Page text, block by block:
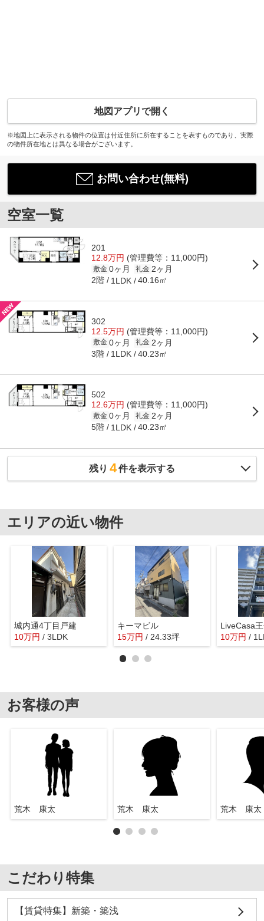
地図アプリで開く
※地図上に表示される物件の位置は付近住所に所在することを表すものであり、実際
の物件所在地とは異なる場合がございます。
お問い合わせ(無料)
空室一覧
201
12.8万円 (管理費等：11,000円)
敷金 0ヶ月 礼金 2ヶ月
2階 1LDK 40.16㎡
302
12.5万円 (管理費等：11,000円)
敷金 0ヶ月 礼金 2ヶ月
3階 1LDK 40.23㎡
502
12.6万円 (管理費等：11,000円)
敷金 0ヶ月 礼金 2ヶ月
5階 1LDK 40.23㎡
残り 4件を表示する
エリアの近い物件
城内通4丁目戸建
10万円 / 3LDK
キーマビル
15万円 / 24.33坪
LiveCasa
10万円 /
お客様の声
荒木 康太 荒木 康太 荒木 康太
こだわり特集
【賃貸特集】新築・築浅